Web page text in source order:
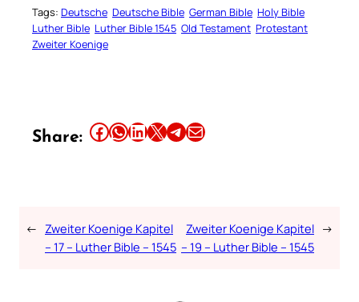
Tags: Deutsche Deutsche Bible German Bible Holy Bible
Luther Bible Luther Bible 1545 Old Testament Protestant
Zweiter Koenige
Share: Share this article on Facebook Share this article on WhatsApp Share this article on LinkedIn Share this article on X Share this article on TelegramEmail this Article
← Zweiter Koenige Kapitel
– 17 – Luther Bible – 1545
Zweiter Koenige Kapitel
– 19 – Luther Bible – 1545
→